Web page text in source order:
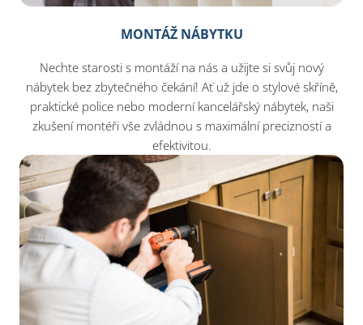
MONTÁŽ NÁBYTKU
Nechte starosti s montáží na nás a užijte si svůj nový
nábytek bez zbytečného čekání! Ať už jde o stylové skříně,
praktické police nebo moderní kancelářský nábytek, naši
zkušení montéři vše zvládnou s maximální precizností a
efektivitou.